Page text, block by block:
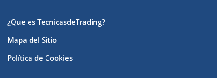
¿Que es TecnicasdeTrading?
Mapa del Sitio
Política de Cookies